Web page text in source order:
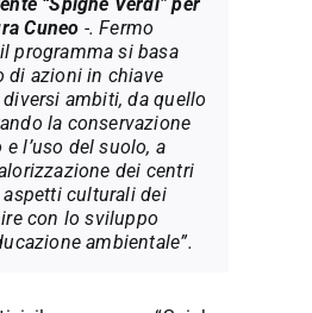
“Spighe Verdi” per
Cuneo -. Fermo
programma si basa
di azioni in chiave
ambiti, da quello
la conservazione
l’uso del suolo, a
dei centri
culturali dei
con lo sviluppo
ambientale”.